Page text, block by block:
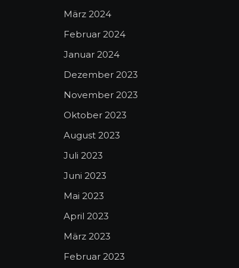
März 2024
Februar 2024
Januar 2024
Dezember 2023
November 2023
Oktober 2023
August 2023
Juli 2023
Juni 2023
Mai 2023
April 2023
März 2023
Februar 2023